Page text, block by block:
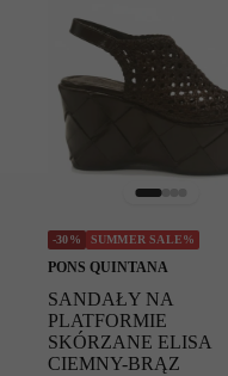
-30% SUMMER SALE%
PONS QUINTANA
SANDAŁY NA
PLATFORMIE
SKÓRZANE ELISA
CIEMNY-BRĄZ